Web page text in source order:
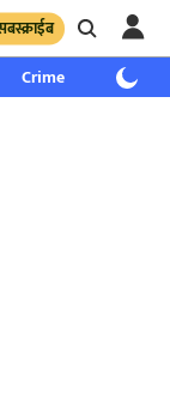
Crime साप्ताहिक